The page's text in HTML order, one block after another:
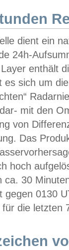
dient ein
24h-
enthält
es sich um
mit den
von
Das
hoch
ca. 30
gegen 0130
die letzten